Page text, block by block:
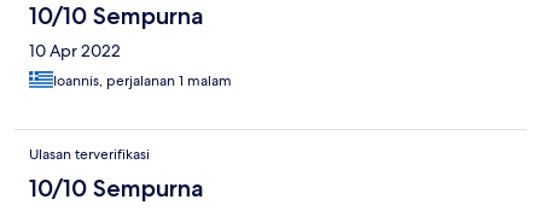
10/10 Sempurna
10 Apr 2022
Ioannis, perjalanan 1 malam
Ulasan terverifikasi
10/10 Sempurna